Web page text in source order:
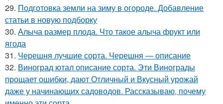
29. Подготовка земли на зиму в огороде. Добавление
статьи в новую подборку
30. Алыча размер плода. Что такое алыча фрукт или
ягода
31. Черешня лучшие сорта. Черешня — описание
32. Виноград ютал описание сорта. Эти Винограды
прощает ошибки, дают Отличный и Вкусный урожай
даже у начинающих садоводов. Рассказываю, почему